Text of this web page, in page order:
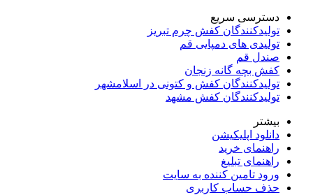
دسترسی سریع
تولیدکنندگان کفش چرم تبریز
تولیدی های دمپایی قم
صندل قم
کفش بچه گانه زنجان
تولیدکنندگان کفش و کتونی در اسلامشهر
تولیدکنندگان کفش مشهد
بیشتر
دانلود اپلیکیشن
راهنمای خرید
راهنمای تبلیغ
ورود تامین کننده به سایت
حذف حساب کاربری